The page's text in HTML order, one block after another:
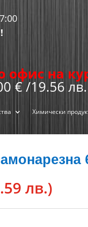
офис на
€ /19.56 лв.
Химически
лв.)